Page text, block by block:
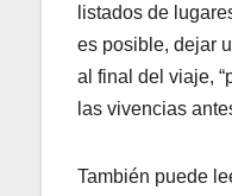
listados de
es posible, dejar
al final del viaje,
las vivencias
También puede